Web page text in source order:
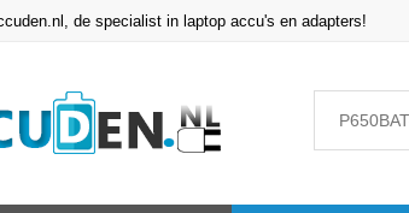
de specialist in laptop accu's en adapters!